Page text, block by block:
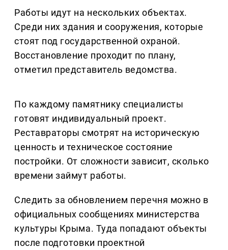
Работы идут на нескольких объектах.
Среди них здания и сооружения, которые
стоят под государственной охраной.
Восстановление проходит по плану,
отметил представитель ведомства.
По каждому памятнику специалисты
готовят индивидуальный проект.
Реставраторы смотрят на историческую
ценность и техническое состояние
постройки. От сложности зависит, сколько
времени займут работы.
Следить за обновлением перечня можно в
официальных сообщениях министерства
культуры Крыма. Туда попадают объекты
после подготовки проектной